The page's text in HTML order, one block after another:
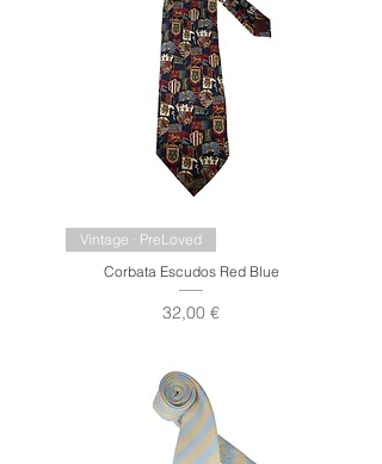
Vintage · PreLoved
Corbata Escudos Red Blue
Precio
32,00 €